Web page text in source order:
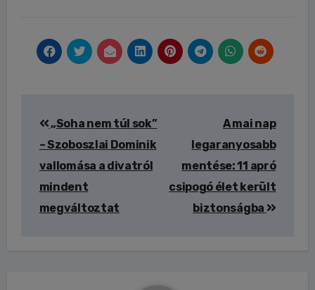
navigáció
„Soha nem túl sok”
– Szoboszlai Dominik
vallomása a divatról
mindent
megváltoztat
A mai nap
legaranyosabb
mentése: 11 apró
csipogó élet került
biztonságba